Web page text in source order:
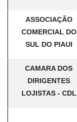
ASSOCIAÇÃO
COMERCIAL DO
SUL DO PIAUI
CAMARA DOS
DIRIGENTES
LOJISTAS - CDL